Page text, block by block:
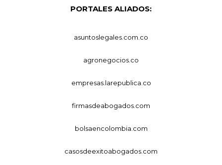
PORTALES ALIADOS:
asuntoslegales.com.co
agronegocios.co
empresas.larepublica.co
firmasdeabogados.com
bolsaencolombia.com
casosdeexitoabogados.com